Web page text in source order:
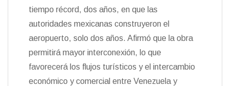
tiempo récord, dos años, en que las
autoridades mexicanas construyeron el
aeropuerto, solo dos años. Afirmó que la obra
permitirá mayor interconexión, lo que
favorecerá los flujos turísticos y el intercambio
económico y comercial entre Venezuela y